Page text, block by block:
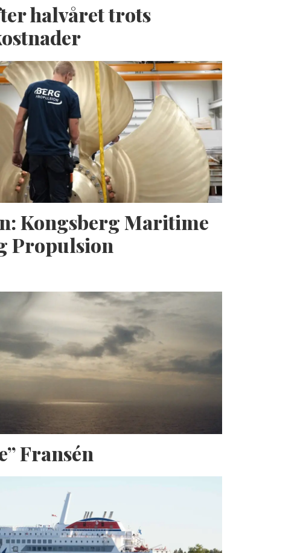
halvåret trots
Kongsberg Maritime
Propulsion
Fransén